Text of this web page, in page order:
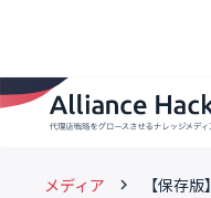
メディア keyboard_arrow_right 【保存